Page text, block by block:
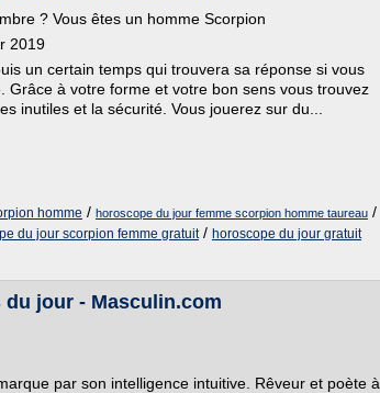
? Vous êtes un homme Scorpion
2019
un certain temps qui trouvera sa réponse si vous
Grâce à votre forme et votre bon sens vous trouvez
inutiles et la sécurité. Vous jouerez sur du...
homme / horoscope du jour femme scorpion homme taureau /
du jour scorpion femme gratuit/ horoscope du jour gratuit
jour - Masculin.com
par son intelligence intuitive. Rêveur et poète à